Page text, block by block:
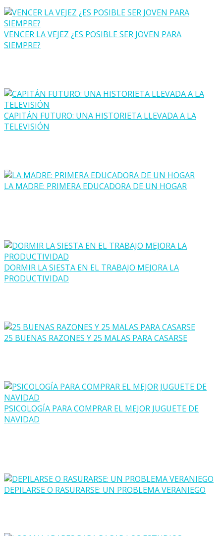
VENCER LA VEJEZ ¿ES POSIBLE SER JOVEN PARA
SIEMPRE?
CAPITÁN FUTURO: UNA HISTORIETA LLEVADA A LA
TELEVISIÓN
LA MADRE: PRIMERA EDUCADORA DE UN HOGAR
DORMIR LA SIESTA EN EL TRABAJO MEJORA LA
PRODUCTIVIDAD
25 BUENAS RAZONES Y 25 MALAS PARA CASARSE
PSICOLOGÍA PARA COMPRAR EL MEJOR JUGUETE DE
NAVIDAD
DEPILARSE O RASURARSE: UN PROBLEMA VERANIEGO